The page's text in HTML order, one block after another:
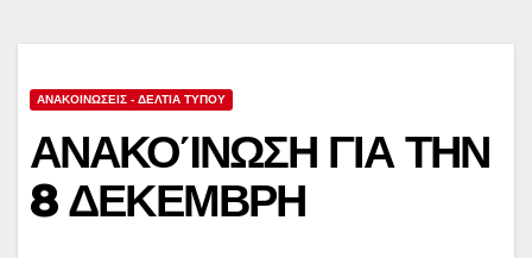
ΑΝΑΚΟΙΝΏΣΕΙΣ - ΔΕΛΤΊΑ ΤΎΠΟΥ
ΑΝΑΚΟΊΝΩΣΗ ΓΙΑ ΤΗΝ
8 ΔΕΚΕΜΒΡΗ